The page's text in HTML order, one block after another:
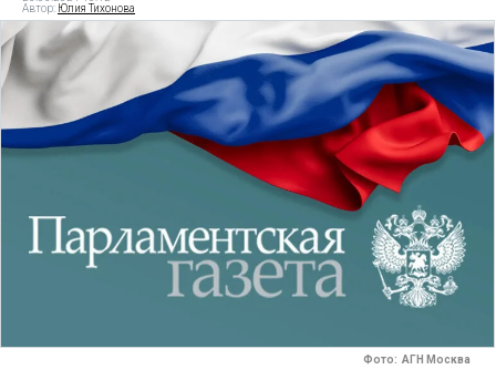
Автор: Юлия Тихонова
Фото: АГН Москва